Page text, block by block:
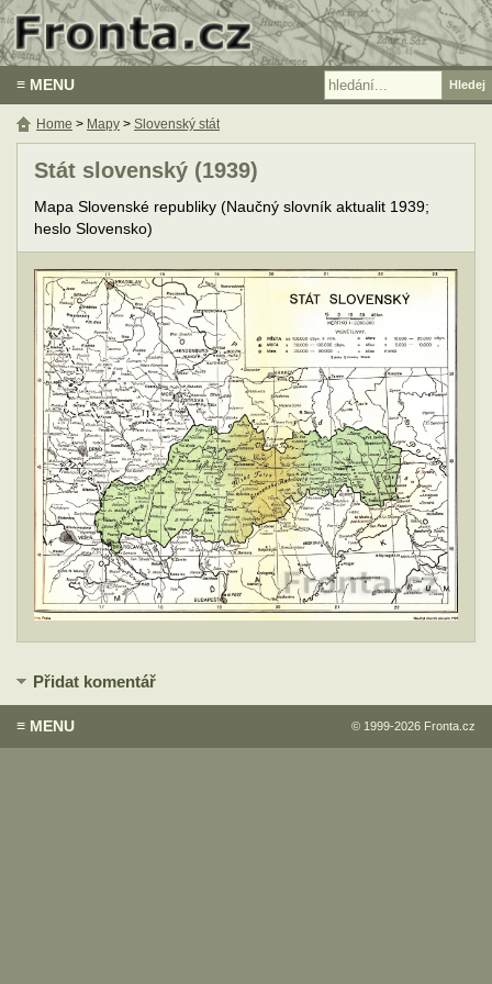
≡ MENU
Stát slovenský (1939)
Mapa Slovenské republiky (Naučný slovník aktualit 1939;
heslo Slovensko)
Home > Mapy > Slovenský stát
Přidat komentář
© 1999-2026 Fronta.cz
≡ MENU